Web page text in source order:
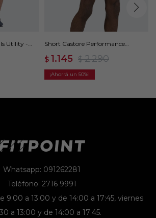
Utility -
Short Castore Performance
$ 1.145 $ 2.290
50
Whatsapp: 091262281
Teléfono: 2716 9991
9:00 a 13:00 y de 14:00 a 17:45, viernes
a 13:00 y de 14:00 a 17:45.